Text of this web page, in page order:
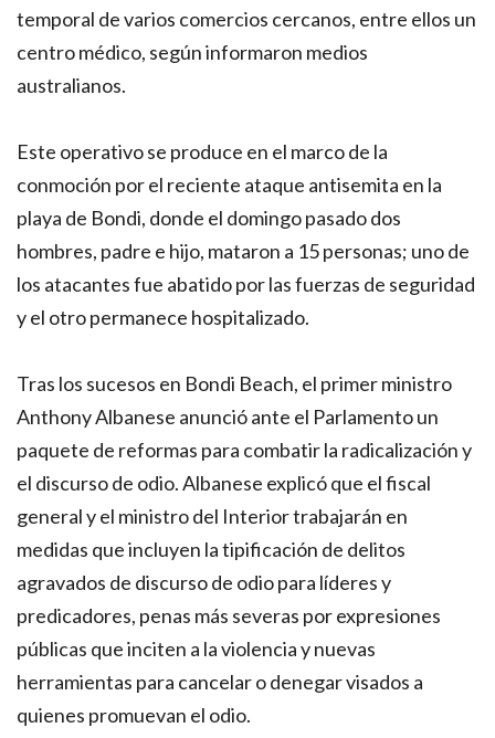
temporal de varios comercios cercanos, entre ellos un
centro médico, según informaron medios
australianos.
Este operativo se produce en el marco de la
conmoción por el reciente ataque antisemita en la
playa de Bondi, donde el domingo pasado dos
hombres, padre e hijo, mataron a 15 personas; uno de
los atacantes fue abatido por las fuerzas de seguridad
y el otro permanece hospitalizado.
Tras los sucesos en Bondi Beach, el primer ministro
Anthony Albanese anunció ante el Parlamento un
paquete de reformas para combatir la radicalización y
el discurso de odio. Albanese explicó que el fiscal
general y el ministro del Interior trabajarán en
medidas que incluyen la tipificación de delitos
agravados de discurso de odio para líderes y
predicadores, penas más severas por expresiones
públicas que inciten a la violencia y nuevas
herramientas para cancelar o denegar visados a
quienes promuevan el odio.